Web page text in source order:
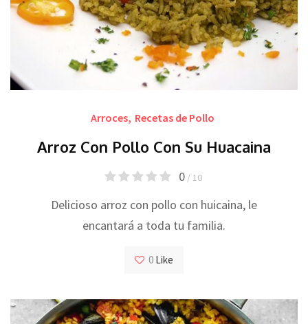
Arroces, Recetas de Pollo
Arroz Con Pollo Con Su Huacaina
0/ 10
Delicioso arroz con pollo con huicaina, le
encantará a toda tu familia.
0 Like